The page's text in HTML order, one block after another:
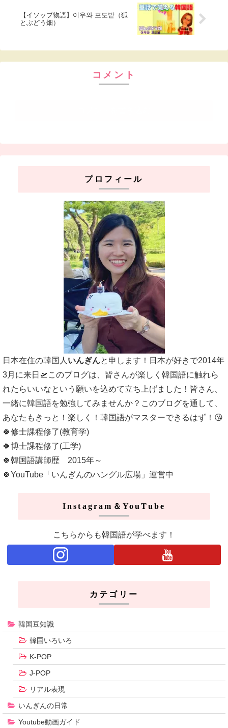
【イソップ物語】여우와 포도밭（狐
とぶどう畑）
コメント
プロフィール
日本在住の韓国人 いんぎんと申します！日本が好きで2014年
3月に来日🛫このブログは、皆さんが楽しく韓国語に触れら
れたらいいなという願いを込めて立ち上げました！皆さん、
一緒に韓国語を勉強してみませんか？このブログを通して、
あなたもきっと！楽しく！韓国語がマスターできるはず！😘
🍀修士課程修了(教育学)
🍀博士課程修了(工学)
🍀韓国語講師歴 2015年～
🍀YouTube「いんぎんのハングル広場」運営中
Instagram＆YouTube
こちらからも韓国語が学べます！
カテゴリー
韓国豆知識
韓国いろいろ
K-POP
J-POP
リアル表現
いんぎんの日常
Youtube動画ガイド